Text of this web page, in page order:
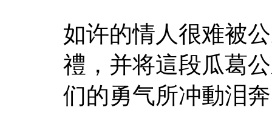
如许的情人很难被
禮，并将這段瓜葛
们的勇气所冲動泪